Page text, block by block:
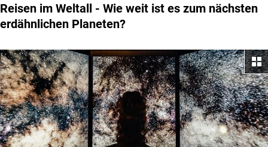
Reisen im Weltall - Wie weit ist es zum nächsten
erdähnlichen Planeten?